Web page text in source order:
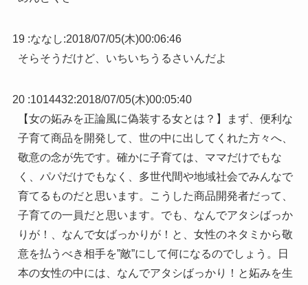
19 :ななし:2018/07/05(木)00:06:46
そらそうだけど、いちいちうるさいんだよ
20 :1014432:2018/07/05(木)00:05:40
【女の妬みを正論風に偽装する女とは？】まず、便利な
子育て商品を開発して、世の中に出してくれた方々へ、
敬意の念が先です。確かに子育ては、ママだけでもな
く、パパだけでもなく、多世代間や地域社会でみんなで
育てるものだと思います。こうした商品開発者だって、
子育ての一員だと思います。でも、なんでアタシばっか
りが！、なんで女ばっかりが！と、女性のネタミから敬
意を払うべき相手を”敵”にして何になるのでしょう。日
本の女性の中には、なんでアタシばっかり！と妬みを生